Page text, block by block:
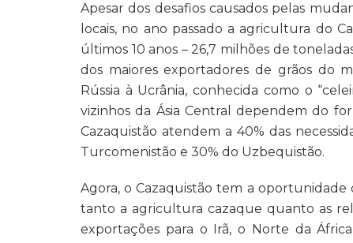
Apesar dos desafios causados pelas
locais, no ano passado a agricultura do
últimos 10 anos – 26,7 milhões de
dos maiores exportadores de grãos do
Rússia à Ucrânia, conhecida como o
vizinhos da Ásia Central dependem do
Cazaquistão atendem a 40% das
Turcomenistão e 30% do Uzbequistão.
Agora, o Cazaquistão tem a
tanto a agricultura cazaque quanto as
exportações para o Irã, o Norte da